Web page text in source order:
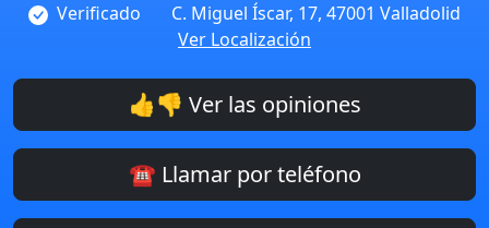
Verificado
C. Miguel Íscar, 17, 47001 Valladolid
Ver Localización
👍👎 Ver las opiniones
☎️ Llamar por teléfono